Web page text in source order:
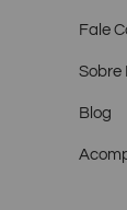
Fale
Sobre
Blog